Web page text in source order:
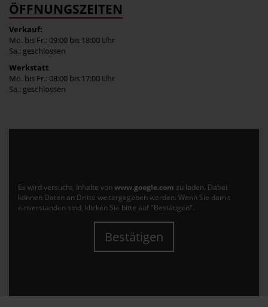
ÖFFNUNGSZEITEN
Verkauf:
Mo. bis Fr.: 09:00 bis 18:00 Uhr
Sa.: geschlossen
Werkstatt
Mo. bis Fr.: 08:00 bis 17:00 Uhr
Sa.: geschlossen
Es wird versucht, Inhalte von www.google.com zu laden. Dabei
können Daten an Dritte weitergegeben werden. Wenn Sie damit
einverstanden sind, klicken Sie bitte auf "Bestätigen".
Bestätigen